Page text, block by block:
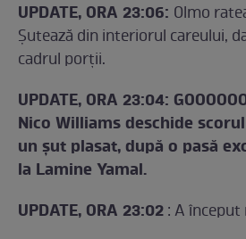
UPDATE, ORA 23:06: Olmo
Șutează din interiorul careului,
cadrul porții.
UPDATE, ORA 23:04:
Nico Williams deschide
un șut plasat, după o pasă
la Lamine Yamal.
UPDATE, ORA 23:02: A